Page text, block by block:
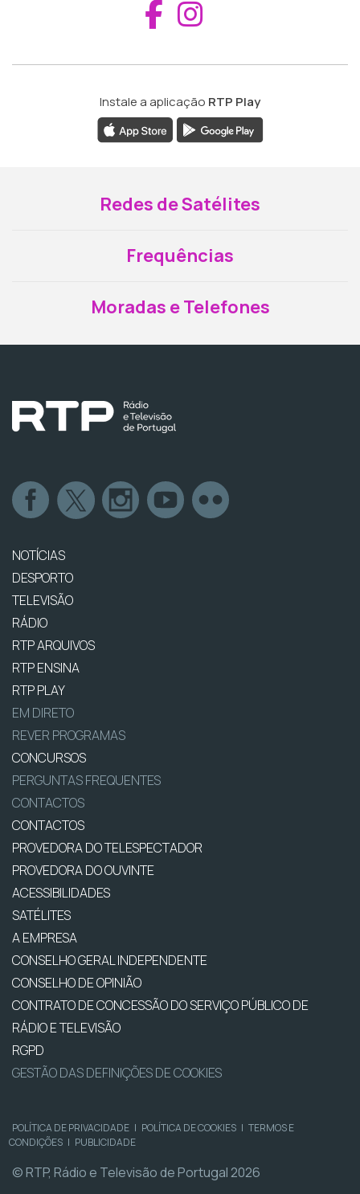
Aceder ao
Instale a aplicação RTP Play
Redes de Satélites
Frequências
Moradas e Telefones
NOTÍCIAS
DESPORTO
TELEVISÃO
RÁDIO
RTP ARQUIVOS
RTP ENSINA
RTP PLAY
EM DIRETO
REVER PROGRAMAS
CONCURSOS
PERGUNTAS FREQUENTES
CONTACTOS
CONTACTOS
PROVEDORA DO TELESPECTADOR
PROVEDORA DO OUVINTE
ACESSIBILIDADES
SATÉLITES
A EMPRESA
CONSELHO GERAL INDEPENDENTE
CONSELHO DE OPINIÃO
CONTRATO DE CONCESSÃO DO SERVIÇO PÚBLICO DE
RÁDIO E TELEVISÃO
RGPD
GESTÃO DAS DEFINIÇÕES DE COOKIES
POLÍTICA DE PRIVACIDADE | POLÍTICA DE COOKIES | TERMOS E
CONDIÇÕES | PUBLICIDADE
© RTP, Rádio e Televisão de Portugal 2026